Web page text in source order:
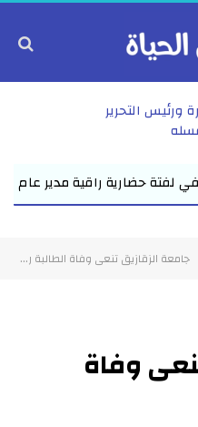
ورئيس التحرير
بالشرقية يدعو الأول
جامعة الزقازيق تنعى وفاة الطالبة روان ناصر
وفاة